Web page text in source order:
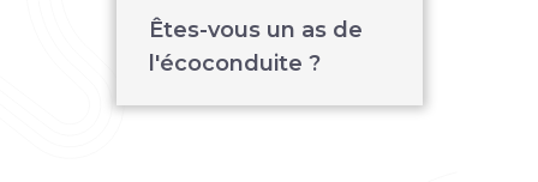
Êtes-vous un as de
l'écoconduite ?